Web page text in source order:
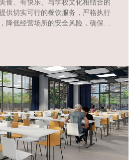
食、有快乐、与学校文化相结合的
供切实可行的餐饮服务，严格执行
降低经营场所的安全风险，确保学
。